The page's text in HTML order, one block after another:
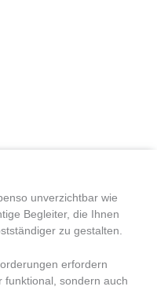
unverzichtbar wie
Begleiter, die Ihnen
zu gestalten.
erfordern
funktional, sondern auch